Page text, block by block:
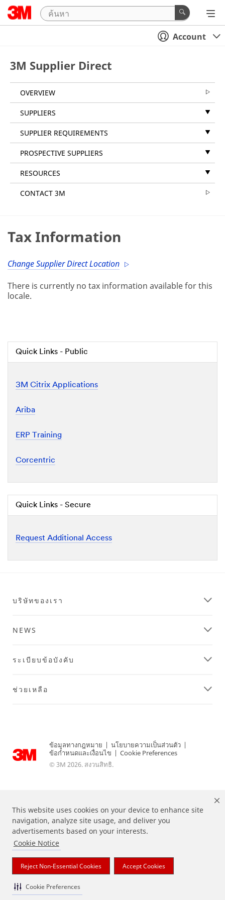
This website uses cookies on your device to enhance site
navigation, analyze site usage, and deliver you
advertisements based on your interests.
Cookie Notice
Reject Non-Essential Cookies Accept Cookies
Cookie Preferences
Account
3M Supplier Direct
OVERVIEW
SUPPLIERS
SUPPLIER REQUIREMENTS
PROSPECTIVE SUPPLIERS
RESOURCES
CONTACT 3M
Tax Information
Change Supplier Direct Location
There is currently no tax information available for this
locale.
Quick Links - Public
3M Citrix Applications
Ariba
ERP Training
Corcentric
Quick Links - Secure
Request Additional Access
บริษัทของเรา
NEWS
ระเบียบข้อบังคับ
ช่วยเหลือ
ข้อมูลทางกฎหมาย | นโยบายความเป็นส่วนตัว |
ข้อกำหนดและเงื่อนไข | Cookie Preferences
© 3M 2026. สงวนสิทธิ.
แบรนด์ที่ระบุไว้ข้างต้นเป็นเครื่องหมายการค้าของ 3M